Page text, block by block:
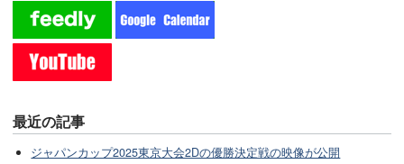
最近の記事
ジャパンカップ2025東京大会2Dの優勝決定戦の映像が公開